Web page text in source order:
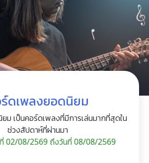
ดเพลงยอดนิยม
ม เป็นคอร์ดเพลงที่มีการเล่นมากที่สุดใน
ช่วงสัปดาห์ที่ผ่านมา
02/08/2569 ถึงวันที่ 08/08/2569